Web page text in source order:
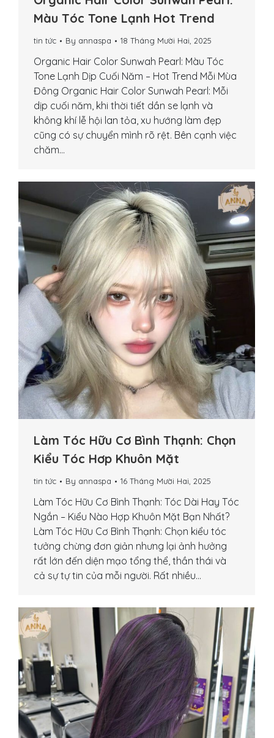
Màu Tóc Tone Lạnh Hot Trend
tin tức By annaspa 18 Tháng Mười Hai, 2025
Organic Hair Color Sunwah Pearl: Màu Tóc
Tone Lạnh Dịp Cuối Năm – Hot Trend Mỗi Mùa
Đông Organic Hair Color Sunwah Pearl: Mỗi
dịp cuối năm, khi thời tiết dần se lạnh và
không khí lễ hội lan tỏa, xu hướng làm đẹp
cũng có sự chuyển mình rõ rệt. Bên cạnh việc
chăm…
Làm Tóc Hữu Cơ Bình Thạnh: Chọn
Kiểu Tóc Hơp Khuôn Mặt
tin tức By annaspa 16 Tháng Mười Hai, 2025
Làm Tóc Hữu Cơ Bình Thạnh: Tóc Dài Hay Tóc
Ngắn – Kiểu Nào Hợp Khuôn Mặt Bạn Nhất?
Làm Tóc Hữu Cơ Bình Thạnh: Chọn kiểu tóc
tưởng chừng đơn giản nhưng lại ảnh hưởng
rất lớn đến diện mạo tổng thể, thần thái và
cả sự tự tin của mỗi người. Rất nhiều…